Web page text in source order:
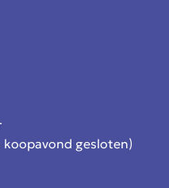
koopavond gesloten)